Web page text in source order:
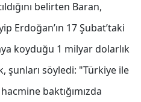
belirten Baran,
Erdoğan’ın 17 Şubat’taki
koyduğu 1 milyar dolarlık
şunları söyledi: "Türkiye ile
baktığımızda